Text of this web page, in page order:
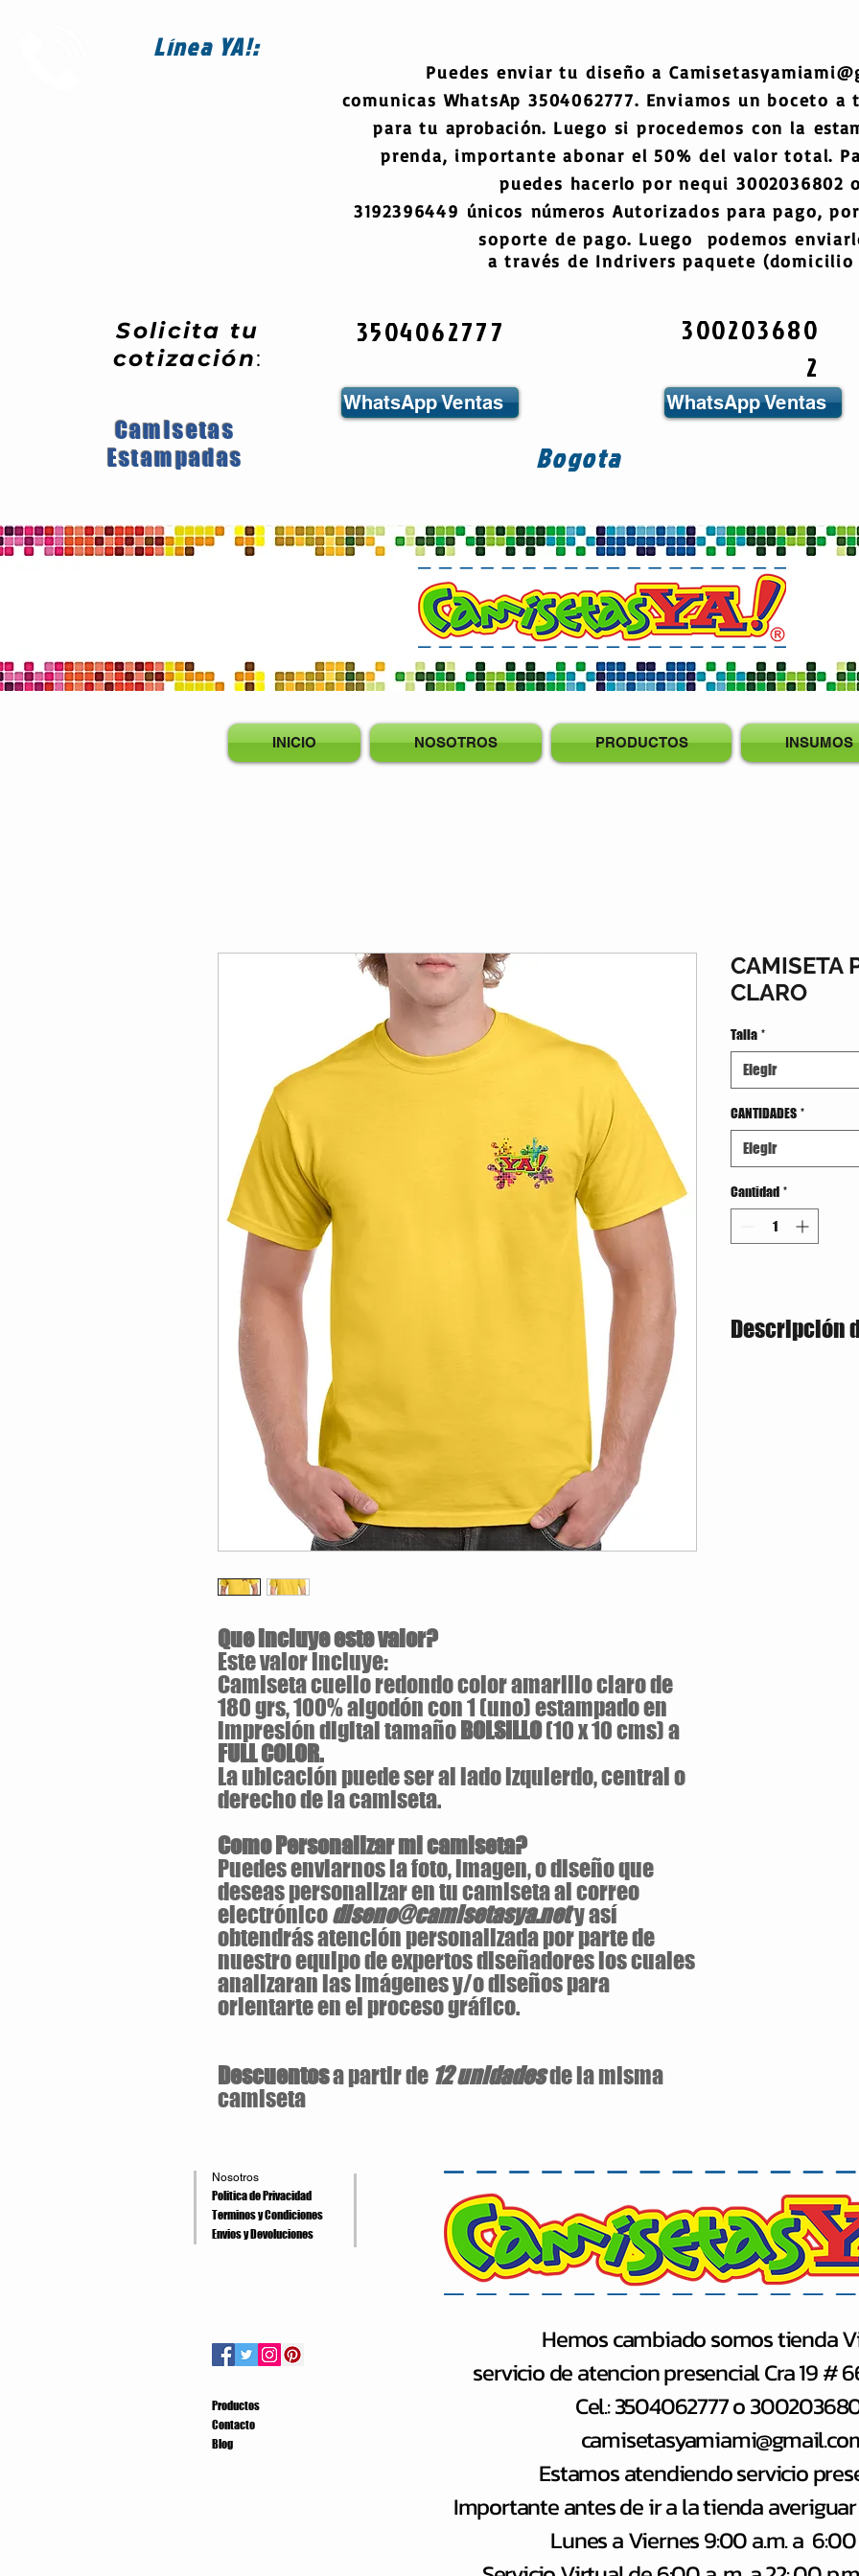
LíneaYA!:
Solicita tu
cotización:
Camisetas
Estampadas
Puedes enviar tu diseño a
comunicas WhatsAp 3504062777. Enviamos un boceto
para tu aprobación. Luego si procedemos con la
prenda, importante abonar el 50% del valor total.
puedes hacerlo por nequi 3002036802
3192396449 únicos números Autorizados para pago,
soporte de pago. Luego podemos
a través de Indrivers paquete (domicilio
3504062777
WhatsApp Ventas
Bogota
300203680
2
WhatsApp Ventas
INICIO NOSOTROS PRODUCTOS INSUMOS
Que incluye este valor?
Este valor incluye:
Camiseta cuello redondo color amarillo claro de
180 grs, 100% algodón con 1 (uno) estampado en
impresión digital tamaño BOLSILLO(10 x 10 cms) a
FULL COLOR.
La ubicación puede ser al lado izquierdo, central o
derecho de la camiseta.
Como Personalizar mi camiseta?
Puedes enviarnos la foto, imagen, o diseño que
deseas personalizar en tu camiseta al correo
electrónicodiseno@camisetasya.nety así
obtendrás atención personalizada por parte de
nuestro equipo de expertos diseñadores los cuales
analizaran las imágenes y/o diseños para
orientarte en el proceso gráfico.
Descuentosa partir de 12 unidadesde la misma
camiseta
CAMISETA
CLARO
Talla *
Elegir
CANTIDADES *
Elegir
Cantidad *
Descripción
180 gramos / 100%
Nosotros
Politica de Privacidad
Terminos y Condiciones
Envios y Devoluciones
Productos
Contacto
Blog
Hemos cambiado somos tienda
servicio de atencion presencial Cra 19 #
Cel.: 3504062777 o
Estamos atendiendo servicio
Importante antes de ir a la tienda
Lunes a Viernes 9:00 a.m. a 6:00